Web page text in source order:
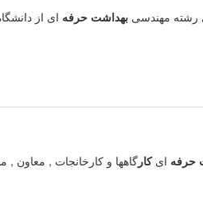
مهندسی بهداشت حرفه ای از دانشگاه
حرفه ایکار گاهها و کارخانجات , معاون